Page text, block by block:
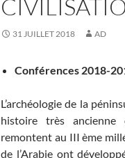
31 JUILLET 2018 AD
Conférences 2018-
L’archéologie de la
histoire très ancienne
remontent au III ème
de l’Arabie ont